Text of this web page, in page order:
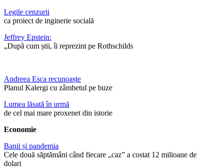
Legile cenzurii
ca proiect de inginerie socială
Jeffrey Epstein:
„După cum știi, îi reprezint pe Rothschilds
Andreea Esca recunoaște
Planul Kalergi cu zâmbetul pe buze
Lumea lăsată în urmă
de cel mai mare proxenet din istorie
Economie
Banii și pandemia
Cele două săptămâni când fiecare „caz” a costat 12 milioane de
dolari